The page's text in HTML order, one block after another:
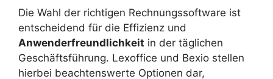
Die Wahl der richtigen Rechnungssoftware ist
entscheidend für die Effizienz und
Anwenderfreundlichkeit in der täglichen
Geschäftsführung. Lexoffice und Bexio stellen
hierbei beachtenswerte Optionen dar,